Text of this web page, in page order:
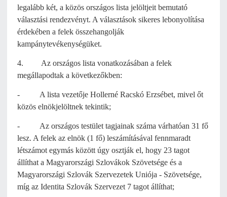
legalább két, a közös országos lista jelöltjeit bemutató
választási rendezvényt. A választások sikeres lebonyolítása
érdekében a felek összehangolják
kampánytevékenységüket.
4. Az országos lista vonatkozásában a felek
megállapodtak a következőkben:
- A lista vezetője Hollerné Racskó Erzsébet, mivel őt
közös elnökjelöltnek tekintik;
- Az országos testület tagjainak száma várhatóan 31 fő
lesz. A felek az elnök (1 fő) leszámításával fennmaradt
létszámot egymás között úgy osztják el, hogy 23 tagot
állíthat a Magyarországi Szlovákok Szövetsége és a
Magyarországi Szlovák Szervezetek Uniója - Szövetsége,
míg az Identita Szlovák Szervezet 7 tagot állíthat;